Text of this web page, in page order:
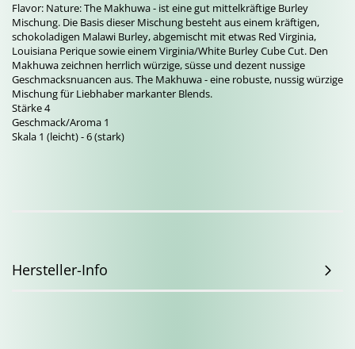
Flavor: Nature: The Makhuwa - ist eine gut mittelkräftige Burley
Mischung. Die Basis dieser Mischung besteht aus einem kräftigen,
schokoladigen Malawi Burley, abgemischt mit etwas Red Virginia,
Louisiana Perique sowie einem Virginia/White Burley Cube Cut. Den
Makhuwa zeichnen herrlich würzige, süsse und dezent nussige
Geschmacksnuancen aus. The Makhuwa - eine robuste, nussig würzige
Mischung für Liebhaber markanter Blends.
Stärke 4
Geschmack/Aroma 1
Skala 1 (leicht) - 6 (stark)
Hersteller-Info